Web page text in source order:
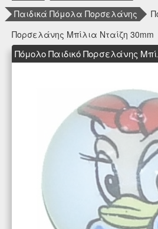
Παιδικά Πόμολα Πορσελάνης
Πορσελάνης Μπίλια Νταίζη 30mm
Πόμολο Παιδικό Πορσελάνης